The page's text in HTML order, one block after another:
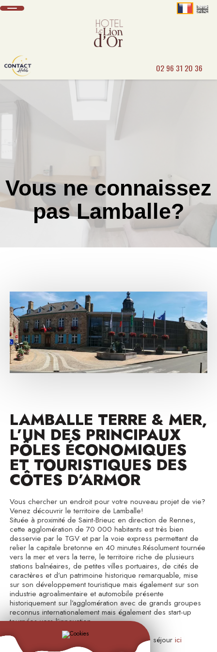
02 96 31 20 36
Vous ne connaissez
pas Lamballe?
LAMBALLE TERRE & MER,
L’UN DES PRINCIPAUX
PÔLES ÉCONOMIQUES
ET TOURISTIQUES DES
CÔTES D’ARMOR
Vous chercher un endroit pour votre nouveau projet de vie?
Venez découvrir le territoire de Lamballe!
Située à proximité de Saint-Brieuc en direction de Rennes,
cette agglomération de 70 000 habitants est très bien
desservie par le TGV et par la voie express permettant de
relier la capitale bretonne en 40 minutes.Résolument tournée
vers la mer et vers la terre, le territoire riche de plusieurs
stations balnéaires, de petites villes portuaires, de cités de
caractères et d’un patrimoine historique remarquable, mise
sur son développement touristique mais également sur son
industrie agroalimentaire et automobile présente
historiquement sur l’agglomération avec de grands groupes
reconnus internationalement mais également des start-up
tournées vers l’innovation.
Découvrez notre territoire et préparez votre séjour ici